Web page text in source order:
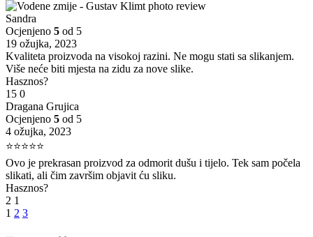
Sandra
Ocjenjeno 5 od 5
19 ožujka, 2023
Kvaliteta proizvoda na visokoj razini. Ne mogu stati sa slikanjem.
Više neće biti mjesta na zidu za nove slike.
Hasznos?
15 0
Dragana Grujica
Ocjenjeno 5 od 5
4 ožujka, 2023
⭐⭐⭐⭐⭐
Ovo je prekrasan proizvod za odmorit dušu i tijelo. Tek sam počela
slikati, ali čim završim objavit ću sliku.
Hasznos?
2 1
1 2 3